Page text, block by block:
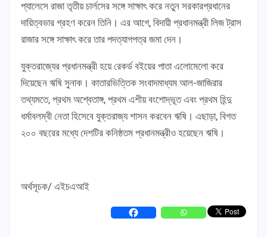
প্যালেসে রাজা তৃতীয় চার্লসের সঙ্গে সাক্ষাৎ করে নতুন সরকারপ্রধানের
দায়িত্বভার গ্রহণ করেন তিনি। এর আগে, বিদায়ী প্রধানমন্ত্রী লিজ ট্রাস
রাজার সঙ্গে সাক্ষাৎ করে তার পদত্যাগপত্র জমা দেন।
যুক্তরাজ্যের প্রধানমন্ত্রী হয়ে রেকর্ড বইয়ের পাতা এলোমেলো করে
দিয়েছেন ঋষি সুনাক। কাতারভিত্তিক সংবাদমাধ্যম আল-জাজিরার
তথ্যমতে, প্রথম অশ্বেতাঙ্গ, প্রথম এশীয় বংশোদ্ভূত এবং প্রথম হিন্দু
ধর্মাবলম্বী নেতা হিসেবে যুক্তরাজ্য শাসন করবেন ঋষি। এছাড়া, বিগত
২০০ বছরের মধ্যে দেশটির কনিষ্ঠতম প্রধানমন্ত্রীও হয়েছেন ঋষি।
অর্থসূচক/ এইচএআই